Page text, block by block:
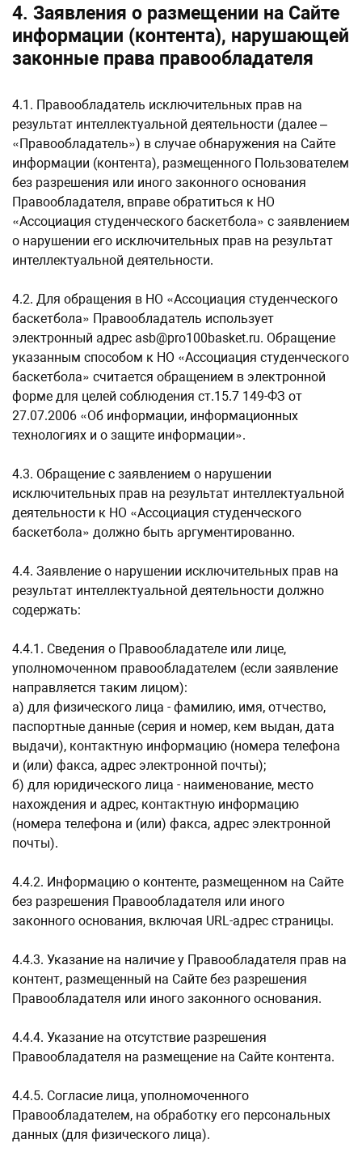
4. Заявления о размещении на Сайте
информации (контента), нарушающей
законные права правообладателя
4.1. Правообладатель исключительных прав на
результат интеллектуальной деятельности (далее –
«Правообладатель») в случае обнаружения на Сайте
информации (контента), размещенного Пользователем
без разрешения или иного законного основания
Правообладателя, вправе обратиться к НО
«Ассоциация студенческого баскетбола» с заявлением
о нарушении его исключительных прав на результат
интеллектуальной деятельности.
4.2. Для обращения в НО «Ассоциация студенческого
баскетбола» Правообладатель использует
электронный адрес asb@pro100basket.ru. Обращение
указанным способом к НО «Ассоциация студенческого
баскетбола» считается обращением в электронной
форме для целей соблюдения ст.15.7 149-ФЗ от
27.07.2006 «Об информации, информационных
технологиях и о защите информации».
4.3. Обращение с заявлением о нарушении
исключительных прав на результат интеллектуальной
деятельности к НО «Ассоциация студенческого
баскетбола» должно быть аргументированно.
4.4. Заявление о нарушении исключительных прав на
результат интеллектуальной деятельности должно
содержать:
4.4.1. Сведения о Правообладателе или лице,
уполномоченном правообладателем (если заявление
направляется таким лицом):
а) для физического лица - фамилию, имя, отчество,
паспортные данные (серия и номер, кем выдан, дата
выдачи), контактную информацию (номера телефона
и (или) факса, адрес электронной почты);
б) для юридического лица - наименование, место
нахождения и адрес, контактную информацию
(номера телефона и (или) факса, адрес электронной
почты).
4.4.2. Информацию о контенте, размещенном на Сайте
без разрешения Правообладателя или иного
законного основания, включая URL-адрес страницы.
4.4.3. Указание на наличие у Правообладателя прав на
контент, размещенный на Сайте без разрешения
Правообладателя или иного законного основания.
4.4.4. Указание на отсутствие разрешения
Правообладателя на размещение на Сайте контента.
4.4.5. Согласие лица, уполномоченного
Правообладателем, на обработку его персональных
данных (для физического лица).